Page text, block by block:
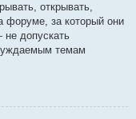
открывать,
форуме, за который они
допускать
темам